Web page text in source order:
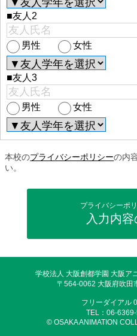
■友人2
男性 女性
■友人3
男性 女性
本校のプライバシーポリシーの内
い。
プライバシーポ
入力内
学校法人 大阪創都学園 大阪ア
〒564-0062 大阪府吹田
フリーダイアル
TEL：06-6369-
© OSAKA ANIMATION